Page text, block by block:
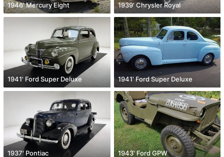
1946' Mercury Eight 1939' Chrysler Royal
1941' Ford Super Deluxe 1941' Ford Super Deluxe
1937' Pontiac 1943' Ford GPW